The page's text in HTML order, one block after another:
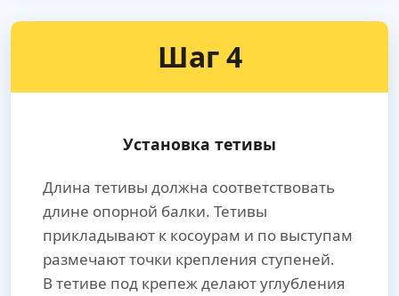
Шаг 4
Установка тетивы
Длина тетивы должна соответствовать
длине опорной балки. Тетивы
прикладывают к косоурам и по выступам
размечают точки крепления ступеней.
В тетиве под крепеж делают углубления